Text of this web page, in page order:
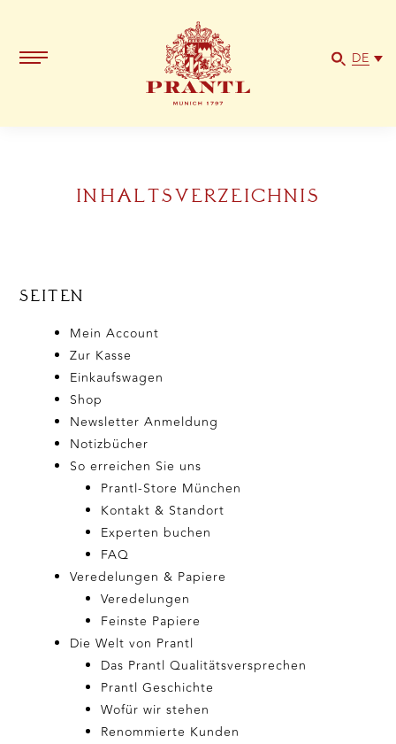
DE
INHALTSVERZEICHNIS
SEITEN
Mein Account
Zur Kasse
Einkaufswagen
Shop
Newsletter Anmeldung
Notizbücher
So erreichen Sie uns
Prantl-Store München
Kontakt & Standort
Experten buchen
FAQ
Veredelungen & Papiere
Veredelungen
Feinste Papiere
Die Welt von Prantl
Das Prantl Qualitätsversprechen
Prantl Geschichte
Wofür wir stehen
Renommierte Kunden